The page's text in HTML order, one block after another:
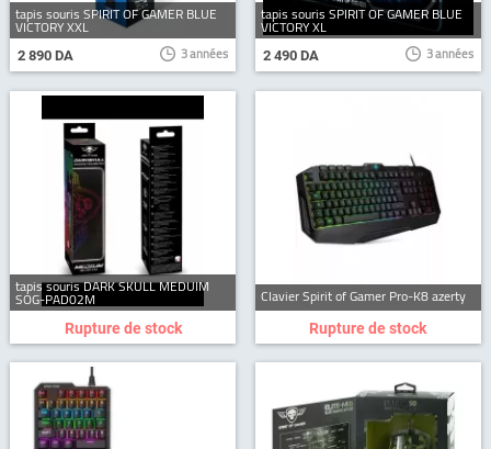
tapis souris SPIRIT OF GAMER BLUE
VICTORY XXL
2 890 DA 3 années
tapis souris SPIRIT OF GAMER BLUE
VICTORY XL
2 490 DA 3 années
tapis souris DARK SKULL MEDUIM
SOG-PAD02M
Rupture de stock
Clavier Spirit of Gamer Pro-K8 azerty
Rupture de stock